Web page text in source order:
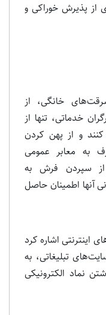
از پذیرش خوراکی و
خانگی، از
خدماتی، تنها از
و از پهن کردن
به معابر عمومی
از سپردن فرش به
آنها اطمینان حاصل
اینترنتی اشاره کرد
تبلیغاتی، به
نماد الکترونیکی